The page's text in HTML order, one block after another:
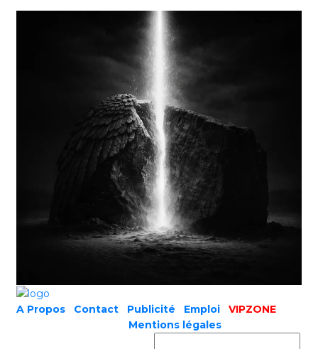
A Propos Contact Publicité Emploi
VIPZONE
Mentions légales